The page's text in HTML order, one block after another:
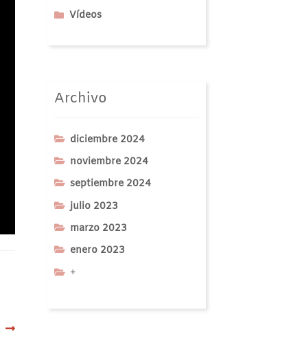
Vídeos
Archivo
diciembre 2024
noviembre 2024
septiembre 2024
julio 2023
marzo 2023
enero 2023
+